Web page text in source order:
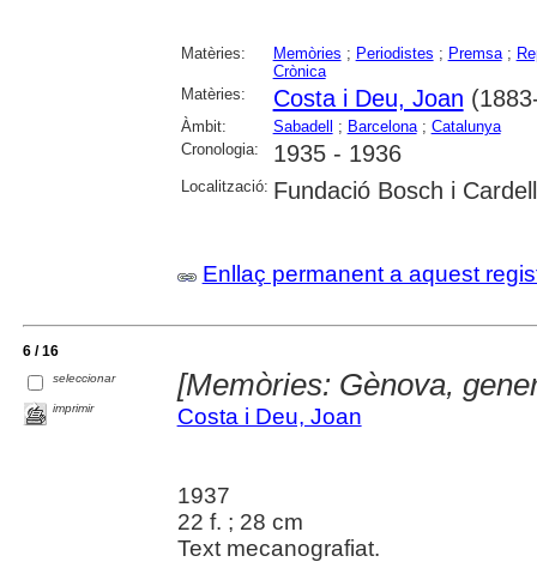
Matèries: Memòries ; Periodistes ; Premsa;
Crònica
Matèries:
Costa i Deu, Joan
Àmbit: Sabadell ; Barcelona; Catalunya
Cronologia:
1935 - 1936
Localització: Fundació Bosch i
Enllaç permanent a aquest
6 / 16
seleccionar
imprimir
[Memòries: Gènova,
Costa i Deu, Joan
1937
22 f. ; 28 cm
Text mecanografiat.